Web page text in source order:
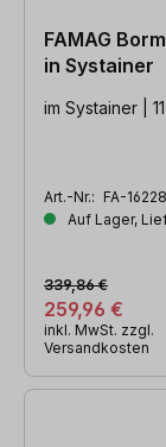
FAMAG
in Systainer
im Systainer |
Art.-Nr.: FA-
Auf Lager,
259,96 €
339,86 €
inkl. MwSt. zzgl.
Versandkosten